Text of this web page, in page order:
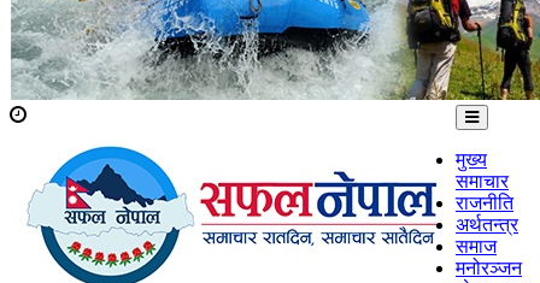
मुख्य
समाचार
राजनीति
अर्थतन्त्र
समाज
मनोरञ्जन